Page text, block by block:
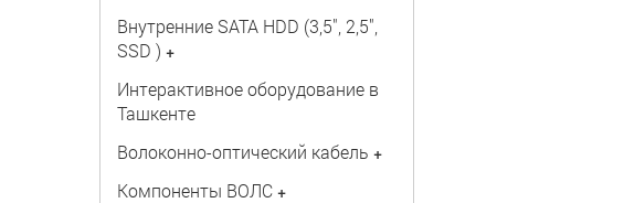
Внутренние SATA HDD (3,5", 2,5",
SSD ) +
Интерактивное оборудование в
Ташкенте
Волоконно-оптический кабель +
Компоненты ВОЛС +